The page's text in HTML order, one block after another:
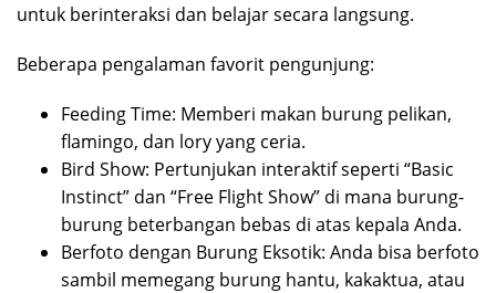
untuk berinteraksi dan belajar secara langsung.
Beberapa pengalaman favorit pengunjung:
Feeding Time: Memberi makan burung pelikan,
flamingo, dan lory yang ceria.
Bird Show: Pertunjukan interaktif seperti “Basic
Instinct” dan “Free Flight Show” di mana burung-
burung beterbangan bebas di atas kepala Anda.
Berfoto dengan Burung Eksotik: Anda bisa berfoto
sambil memegang burung hantu, kakaktua, atau